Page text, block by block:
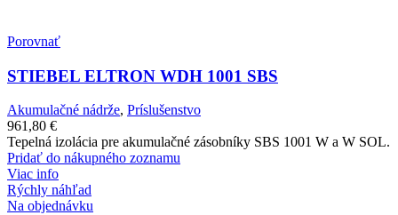
Porovnať
STIEBEL ELTRON WDH 1001 SBS
Akumulačné nádrže, Príslušenstvo
961,80 €
Tepelná izolácia pre akumulačné zásobníky SBS 1001 W a W SOL.
Pridať do nákupného zoznamu
Viac info
Rýchly náhľad
Na objednávku